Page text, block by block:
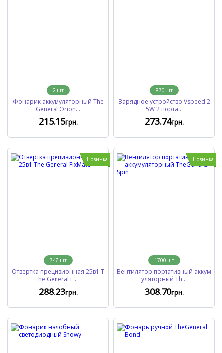
2 шт
Фонарик аккумуляторный The
General Orion...
215.15грн.
870 шт
Зарядное устройство Vspeed 2
5W 2 порта...
273.74грн.
Новинка
747 шт
Отвертка прецизионная 25в1 T
he General F...
288.23грн.
Новинка
1700 шт
Вентилятор портативный аккум
уляторный Th...
308.70грн.